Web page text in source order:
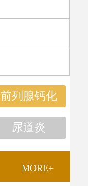
前列腺钙化
尿道炎
MORE+